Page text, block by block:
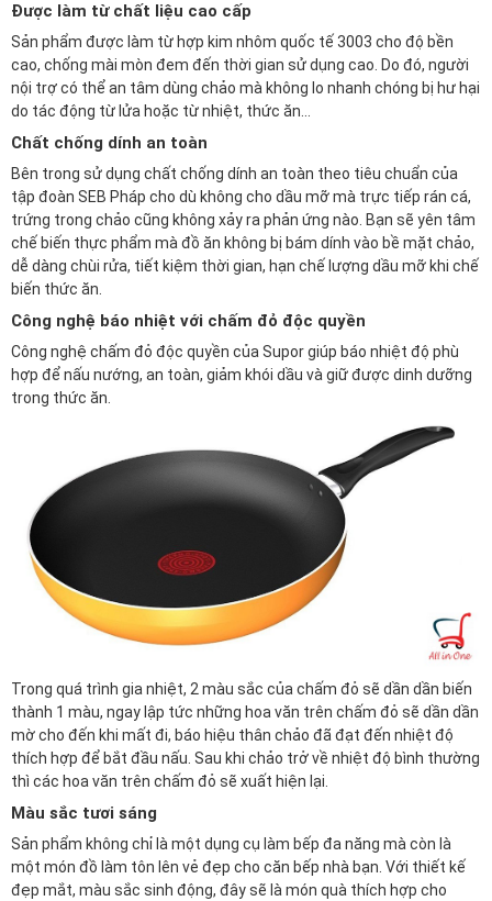
Được làm từ chất liệu cao cấp
Sản phẩm được làm từ hợp kim nhôm quốc tế 3003 cho độ bền
cao, chống mài mòn đem đến thời gian sử dụng cao. Do đó, người
nội trợ có thể an tâm dùng chảo mà không lo nhanh chóng bị hư hại
do tác động từ lửa hoặc từ nhiệt, thức ăn...
Chất chống dính an toàn
Bên trong sử dụng chất chống dính an toàn theo tiêu chuẩn của
tập đoàn SEB Pháp cho dù không cho dầu mỡ mà trực tiếp rán cá,
trứng trong chảo cũng không xảy ra phản ứng nào. Bạn sẽ yên tâm
chế biến thực phẩm mà đồ ăn không bị bám dính vào bề mặt chảo,
dễ dàng chùi rửa, tiết kiệm thời gian, hạn chế lượng dầu mỡ khi chế
biến thức ăn.
Công nghệ báo nhiệt với chấm đỏ độc quyền
Công nghệ chấm đỏ độc quyền của Supor giúp báo nhiệt độ phù
hợp để nấu nướng, an toàn, giảm khói dầu và giữ được dinh dưỡng
trong thức ăn.
Trong quá trình gia nhiệt, 2 màu sắc của chấm đỏ sẽ dần dần biến
thành 1 màu, ngay lập tức những hoa văn trên chấm đỏ sẽ dần dần
mờ cho đến khi mất đi, báo hiệu thân chảo đã đạt đến nhiệt độ
thích hợp để bắt đầu nấu. Sau khi chảo trở về nhiệt độ bình thường
thì các hoa văn trên chấm đỏ sẽ xuất hiện lại.
Màu sắc tươi sáng
Sản phẩm không chỉ là một dụng cụ làm bếp đa năng mà còn là
một món đồ làm tôn lên vẻ đẹp cho căn bếp nhà bạn. Với thiết kế
đẹp mắt, màu sắc sinh động, đây sẽ là món quà thích hợp cho